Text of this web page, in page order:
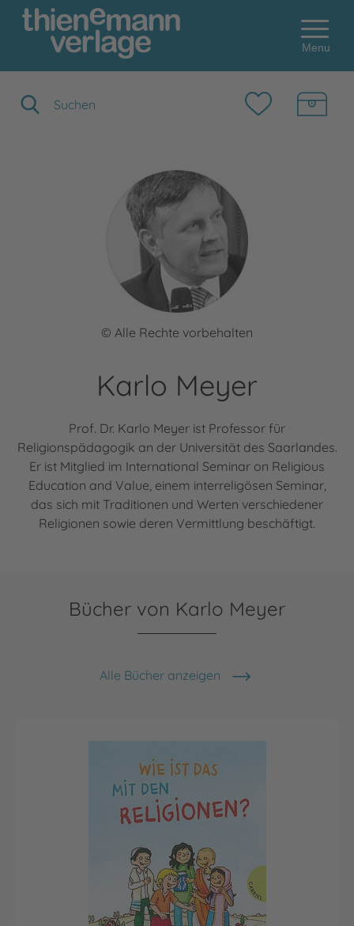
Menu
© Alle Rechte vorbehalten
Karlo Meyer
Prof. Dr. Karlo Meyer ist Professor für
Religionspädagogik an der Universität des Saarlandes.
Er ist Mitglied im International Seminar on Religious
Education and Value, einem interreligösen Seminar,
das sich mit Traditionen und Werten verschiedener
Religionen sowie deren Vermittlung beschäftigt.
Bücher von Karlo Meyer
Alle Bücher anzeigen